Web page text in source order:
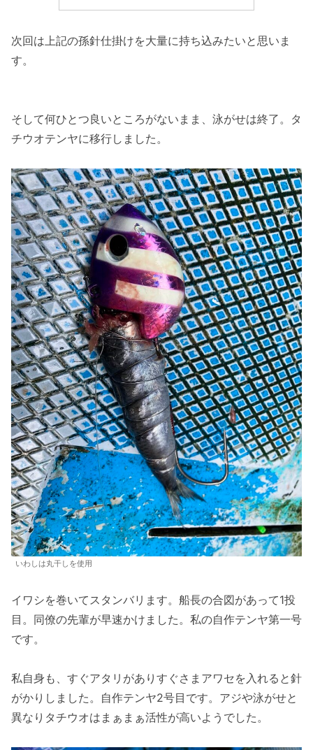
次回は上記の孫針仕掛けを大量に持ち込みたいと思いま
す。
そして何ひとつ良いところがないまま、泳がせは終了。タ
チウオテンヤに移行しました。
いわしは丸干しを使用
イワシを巻いてスタンバリます。船長の合図があって1投
目。同僚の先輩が早速かけました。私の自作テンヤ第一号
です。
私自身も、すぐアタリがありすぐさまアワセを入れると針
がかりしました。自作テンヤ2号目です。アジや泳がせと
異なりタチウオはまぁまぁ活性が高いようでした。